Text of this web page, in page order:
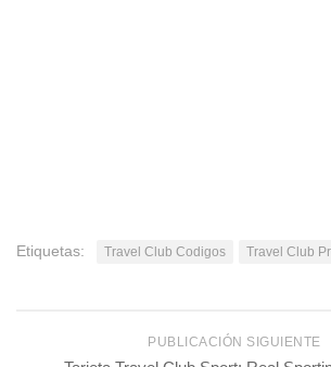
Etiquetas: Travel Club Codigos Travel Club
PUBLICACIÓN SIGUIENTE